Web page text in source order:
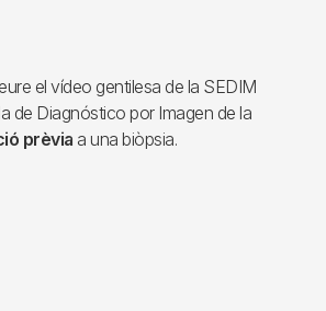
el vídeo gentilesa de la SEDIM
de Diagnóstico por Imagen de la
prèvia a una biòpsia.